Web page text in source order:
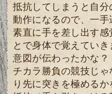
抵抗してしまうと自分
動作になるので、一手
素直に手を差し出す感
とで身体で覚えていき
意図が伝わったかな？
チカラ勝負の競技じ
り先に突きを極めるか